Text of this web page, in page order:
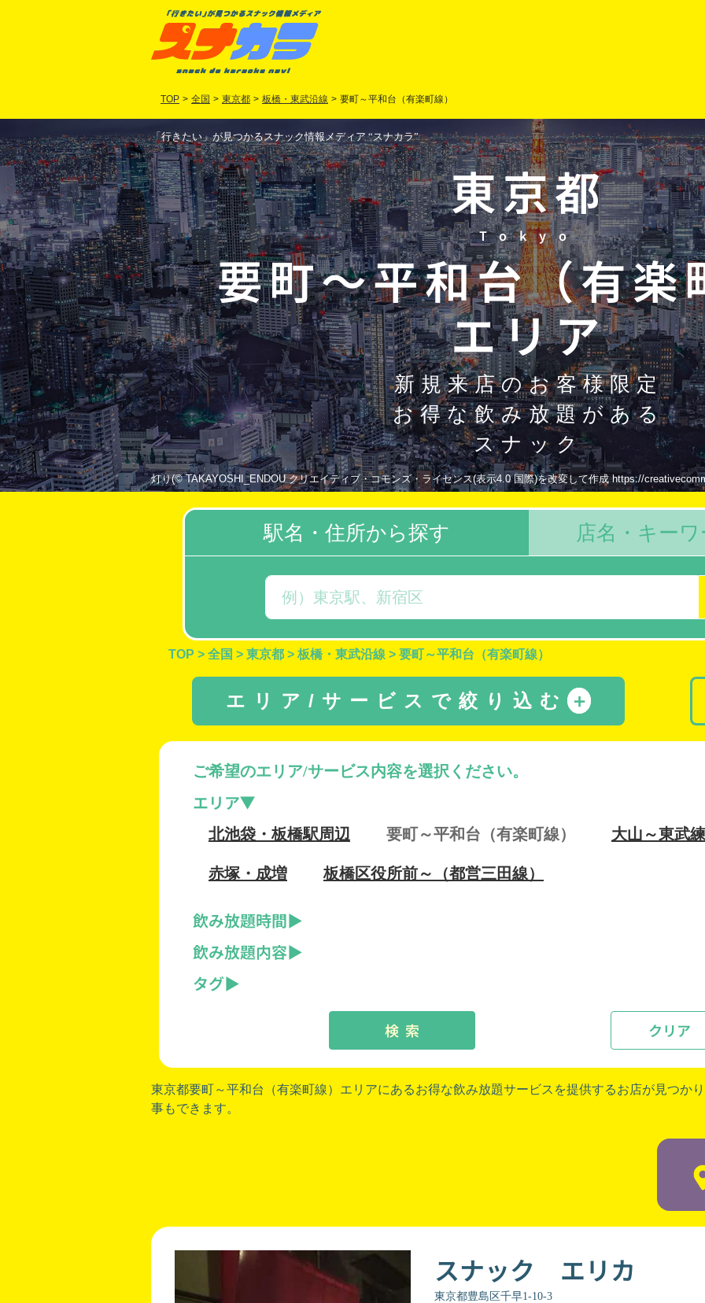
TOP > 全国 > 東京都 > 板橋・東武沿線 > 要町～平和台（有楽町線）
「行きたい」が見つかるスナック情報メディア “スナカラ”
東京都
Tokyo
要町～平和台（有楽
エリア
新規来店のお客様限定
お得な飲み放題がある
スナック
灯り(© TAKAYOSHI_ENDOU クリエイティブ・コモンズ・ライセンス(表示4.0 国際)を改変して作成 https://
駅名・住所から探す 店名・キー
TOP > 全国 > 東京都 > 板橋・東武沿線 > 要町～平和台（有楽町線）
エリア/サービスで絞り込む ＋
ご希望のエリア/サービス内容を選択ください。
エリア
北池袋・板橋駅周辺 要町～平和台（有楽町線） 大山～東武
赤塚・成増 板橋区役所前～（都営三田線）
飲み放題時間
飲み放題内容
タグ
クリア
検 索
東京都要町～平和台（有楽町線） エリアにあるお得な飲み放題サービスを提供するお店が見つか
事もできます。
スナック エリカ
東京都豊島区千早1-10-3